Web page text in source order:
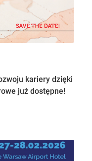
kariery dzięki
już dostępne!